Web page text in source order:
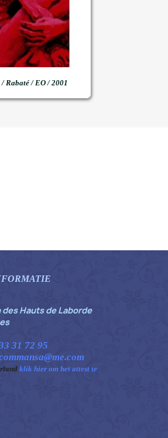
Snel bekijken
/ Rabaté / EO / 2001
des Hauts de Laborde
31 72 95
klik hier om het attest te